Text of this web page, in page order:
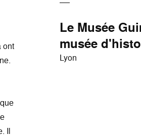
Le Musée
musée
Lyon
ont
Il